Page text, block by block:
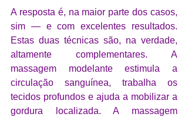
A resposta é, na maior parte dos casos,
sim — e com excelentes resultados.
Estas duas técnicas são, na verdade,
altamente complementares. A
massagem modelante estimula a
circulação sanguínea, trabalha os
tecidos profundos e ajuda a mobilizar a
gordura localizada. A massagem